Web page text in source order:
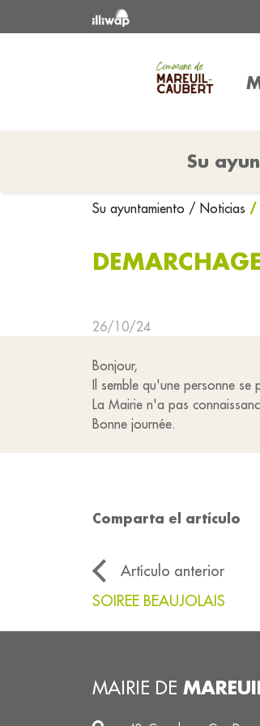
Su
Su ayuntamiento / Noticias /
26/10/24
Bonjour,
Il semble qu'une personne
La Mairie n'a pas
Bonne journée.
Comparta el artículo
Artículo anterior
SOIREE BEAUJOLAIS
MAIRIE DE